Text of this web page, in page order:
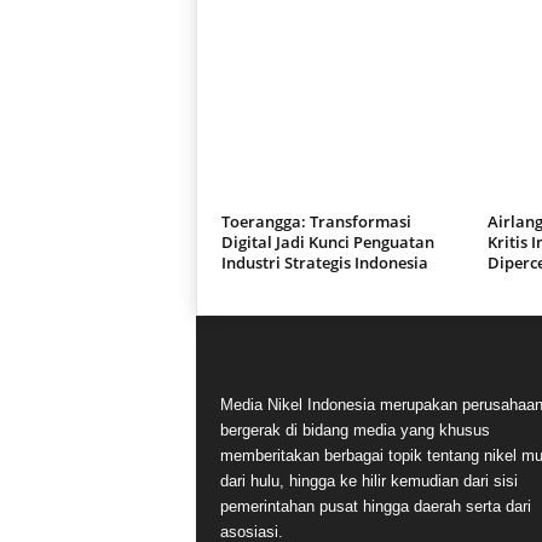
Toerangga: Transformasi
Digital Jadi Kunci Penguatan
Industri Strategis Indonesia
Kritis
Media Nikel Indonesia merupakan
bergerak di bidang media yang khusus
memberitakan berbagai topik tentang nikel
dari hulu, hingga ke hilir kemudian dari sisi
pemerintahan pusat hingga daerah serta dari
asosiasi.